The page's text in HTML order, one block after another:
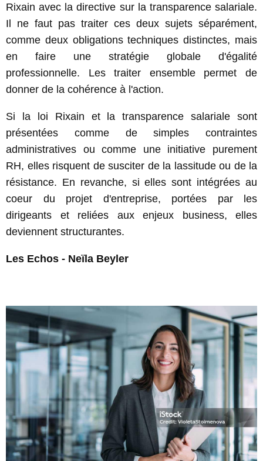
Rixain avec la directive sur la transparence salariale.
Il ne faut pas traiter ces deux sujets séparément,
comme deux obligations techniques distinctes, mais
en faire une stratégie globale d'égalité
professionnelle. Les traiter ensemble permet de
donner de la cohérence à l'action.
Si la loi Rixain et la transparence salariale sont
présentées comme de simples contraintes
administratives ou comme une initiative purement
RH, elles risquent de susciter de la lassitude ou de la
résistance. En revanche, si elles sont intégrées au
coeur du projet d'entreprise, portées par les
dirigeants et reliées aux enjeux business, elles
deviennent structurantes.
Les Echos - Neïla Beyler